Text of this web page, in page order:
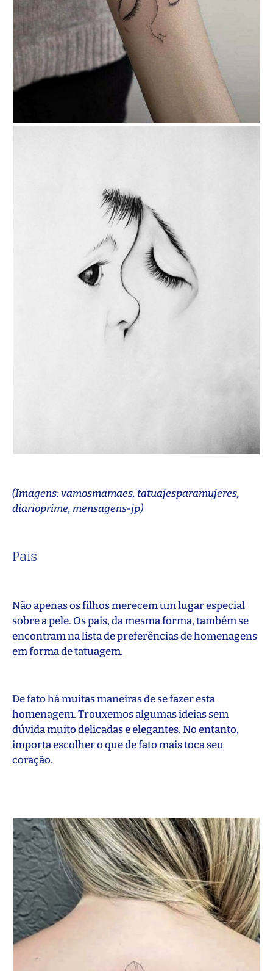
(Imagens: vamosmamaes, tatuajesparamujeres,
diarioprime, mensagens-jp)
Pais
Não apenas os filhos merecem um lugar especial
sobre a pele. Os pais, da mesma forma, também se
encontram na lista de preferências de homenagens
em forma de tatuagem.
De fato há muitas maneiras de se fazer esta
homenagem. Trouxemos algumas ideias sem
dúvida muito delicadas e elegantes. No entanto,
importa escolher o que de fato mais toca seu
coração.